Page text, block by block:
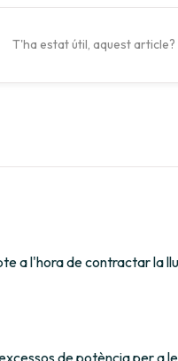
T'ha estat útil, aquest article?
a l'hora de contractar la
de potència per a